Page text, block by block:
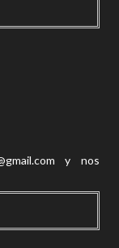
y nos